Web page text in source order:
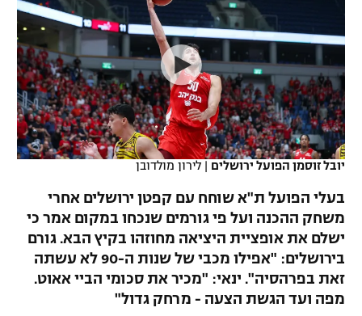
רץ ברשת
תוצאות
לוח שידורים
ברחבה
נבחרת ישראל
מכבי חיפה
בית"ר ירושלים
מכבי תל אביב
הפועל תל אביב
הפועל חיפה
הפועל באר שבע
מכבי נתניה
ליגה ספרדית
ליגה איטלקית
ליגה צרפתית
ליגה הולנדית
ליגה טורקית
ליגה סינית
ליגות נוספות
כדורסל נשים
מכבי תל אביב
הפועל חולון
הפועל ירושלים
דני אבדיה
יורוליג
יורוקאפ
טניס
כדוריד
כדורעף
שחייה
ג'ודו
אגרוף
ספורט אולימפי
יובל זוסמן הפועל ירושלים | לירון מולדובן
בעלי הפועל ת"א שוחח עם קפטן ירושלים אחרי
משחק ההכנה ועל פי גורמים שנכחו במקום אמר כי
ישלם את אופציית היציאה מחוזהו בקיץ הבא. גורם
בירושלים: "אפילו מכבי של שנות ה-90 לא עשתה
זאת בפרהסיה". ינאי: "מכיר את סכומי הביי אאוט.
מפה ועד הגשת הצעה - מרחק גדול"